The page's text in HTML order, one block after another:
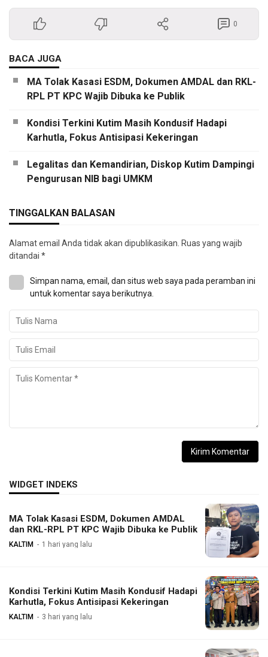
0
BACA JUGA
MA Tolak Kasasi ESDM, Dokumen AMDAL dan RKL-
RPL PT KPC Wajib Dibuka ke Publik
Kondisi Terkini Kutim Masih Kondusif Hadapi
Karhutla, Fokus Antisipasi Kekeringan
Legalitas dan Kemandirian, Diskop Kutim Dampingi
Pengurusan NIB bagi UMKM
TINGGALKAN BALASAN
Alamat email Anda tidak akan dipublikasikan. Ruas yang wajib
ditandai *
Simpan nama, email, dan situs web saya pada peramban ini
untuk komentar saya berikutnya.
WIDGET INDEKS
MA Tolak Kasasi ESDM, Dokumen AMDAL
dan RKL-RPL PT KPC Wajib Dibuka ke Publik
KALTIM 1 hari yang lalu
Kondisi Terkini Kutim Masih Kondusif Hadapi
Karhutla, Fokus Antisipasi Kekeringan
KALTIM 3 hari yang lalu